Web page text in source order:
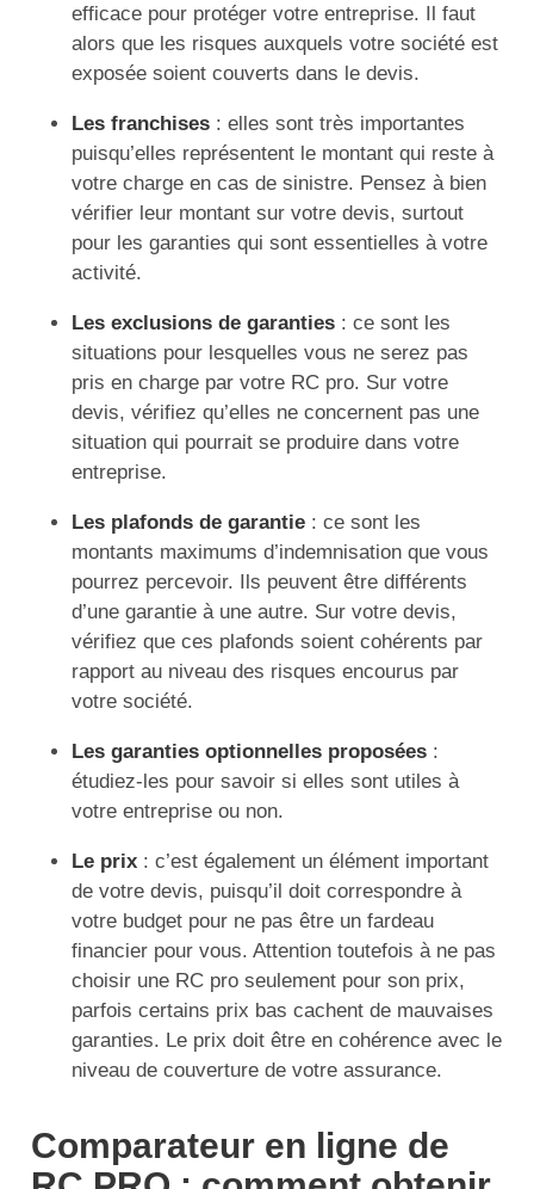
efficace pour protéger votre entreprise. Il faut
alors que les risques auxquels votre société est
exposée soient couverts dans le devis.
Les franchises: elles sont très importantes
puisqu’elles représentent le montant qui reste à
votre charge en cas de sinistre. Pensez à bien
vérifier leur montant sur votre devis, surtout
pour les garanties qui sont essentielles à votre
activité.
Les exclusions de garanties: ce sont les
situations pour lesquelles vous ne serez pas
pris en charge par votre RC pro. Sur votre
devis, vérifiez qu’elles ne concernent pas une
situation qui pourrait se produire dans votre
entreprise.
Les plafonds de garantie: ce sont les
montants maximums d’indemnisation que vous
pourrez percevoir. Ils peuvent être différents
d’une garantie à une autre. Sur votre devis,
vérifiez que ces plafonds soient cohérents par
rapport au niveau des risques encourus par
votre société.
Les garanties optionnelles proposées:
étudiez-les pour savoir si elles sont utiles à
votre entreprise ou non.
Le prix: c’est également un élément important
de votre devis, puisqu’il doit correspondre à
votre budget pour ne pas être un fardeau
financier pour vous. Attention toutefois à ne pas
choisir une RC pro seulement pour son prix,
parfois certains prix bas cachent de mauvaises
garanties. Le prix doit être en cohérence avec le
niveau de couverture de votre assurance.
Comparateur en ligne de